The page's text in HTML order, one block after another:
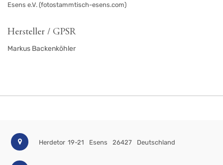
Esens e.V. (fotostammtisch-esens.com)
Hersteller / GPSR
Markus Backenköhler
Herdetor 19-21 Esens 26427 Deutschland